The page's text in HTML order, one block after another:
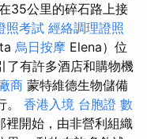
35公里的碎石路上接
照考試 經絡調理證照
烏日按摩 Elena）位
了有許多酒店和購物機
商 蒙特維德生物儲備
。 香港入境 台胞證 數
裡開始，由非營利組織